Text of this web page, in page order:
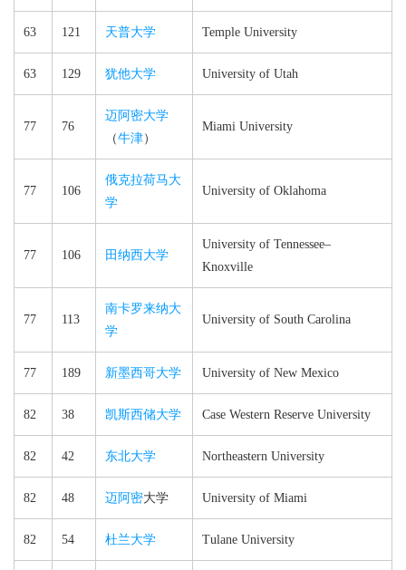
63 121 天普大学 Temple University
63 129 犹他大学 University of Utah
77 76
迈阿密大学
（牛津）
Miami University
77 106
俄克拉荷马大
学
University of Oklahoma
77 106 田纳西大学
University of Tennessee–​
Knoxville
77 113
南卡罗来纳大
学
University of South Carolina
77 189 新墨西哥大学 University of New Mexico
82 38 凯斯西储大学 Case Western Reserve University
82 42 东北大学 Northeastern University
82 48 迈阿密大学 University of Miami
82 54 杜兰大学 Tulane University